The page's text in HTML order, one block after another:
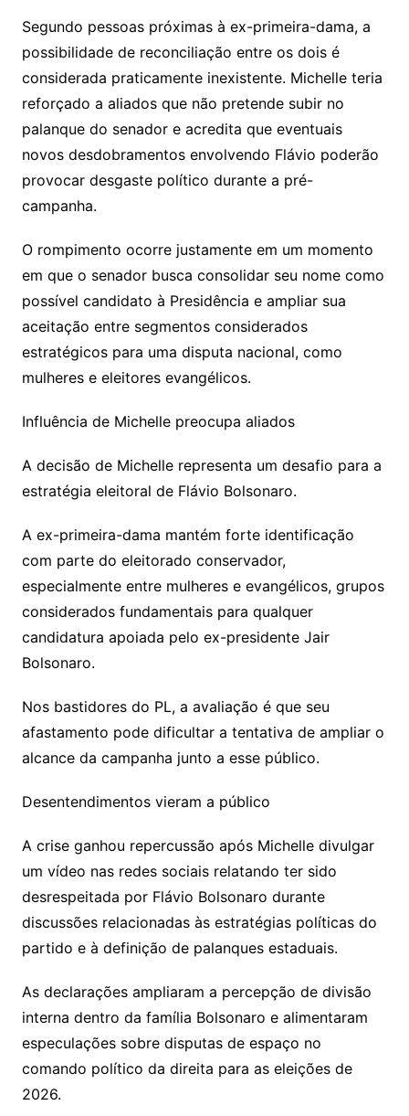
Segundo pessoas próximas à ex-primeira-dama, a
possibilidade de reconciliação entre os dois é
considerada praticamente inexistente. Michelle teria
reforçado a aliados que não pretende subir no
palanque do senador e acredita que eventuais
novos desdobramentos envolvendo Flávio poderão
provocar desgaste político durante a pré-
campanha.
O rompimento ocorre justamente em um momento
em que o senador busca consolidar seu nome como
possível candidato à Presidência e ampliar sua
aceitação entre segmentos considerados
estratégicos para uma disputa nacional, como
mulheres e eleitores evangélicos.
Influência de Michelle preocupa aliados
A decisão de Michelle representa um desafio para a
estratégia eleitoral de Flávio Bolsonaro.
A ex-primeira-dama mantém forte identificação
com parte do eleitorado conservador,
especialmente entre mulheres e evangélicos, grupos
considerados fundamentais para qualquer
candidatura apoiada pelo ex-presidente Jair
Bolsonaro.
Nos bastidores do PL, a avaliação é que seu
afastamento pode dificultar a tentativa de ampliar o
alcance da campanha junto a esse público.
Desentendimentos vieram a público
A crise ganhou repercussão após Michelle divulgar
um vídeo nas redes sociais relatando ter sido
desrespeitada por Flávio Bolsonaro durante
discussões relacionadas às estratégias políticas do
partido e à definição de palanques estaduais.
As declarações ampliaram a percepção de divisão
interna dentro da família Bolsonaro e alimentaram
especulações sobre disputas de espaço no
comando político da direita para as eleições de
2026.